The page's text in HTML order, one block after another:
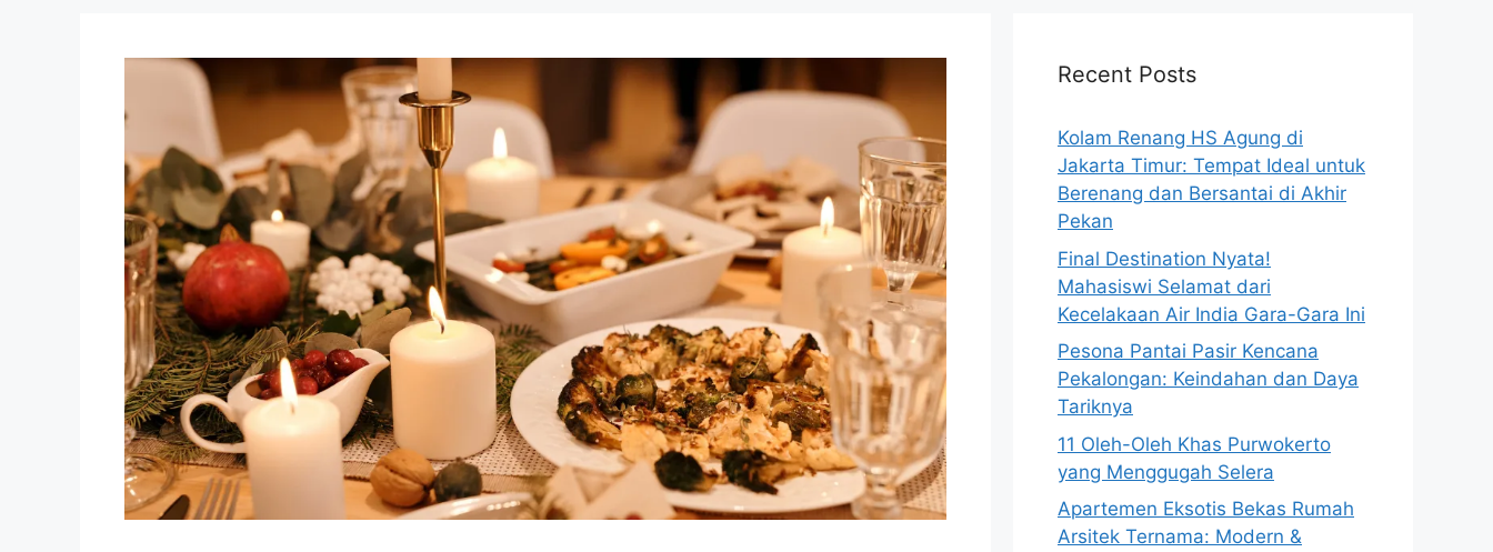
Recent Posts
Kolam Renang HS Agung di
Jakarta Timur: Tempat Ideal untuk
Berenang dan Bersantai di Akhir
Pekan
Final Destination Nyata!
Mahasiswi Selamat dari
Kecelakaan Air India Gara-Gara Ini
Pesona Pantai Pasir Kencana
Pekalongan: Keindahan dan Daya
Tariknya
11 Oleh-Oleh Khas Purwokerto
yang Menggugah Selera
Apartemen Eksotis Bekas Rumah
Arsitek Ternama: Modern &